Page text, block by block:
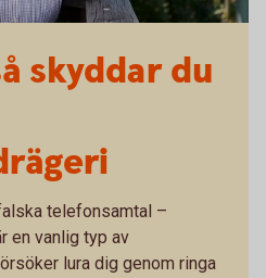
skyddar du
telefonsamtal –
en vanlig typ av
lura dig genom ringa